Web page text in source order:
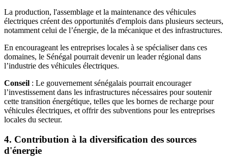
La production, l'assemblage et la maintenance des véhicules
électriques créent des opportunités d'emplois dans plusieurs secteurs,
notamment celui de l’énergie, de la mécanique et des infrastructures.
En encourageant les entreprises locales à se spécialiser dans ces
domaines, le Sénégal pourrait devenir un leader régional dans
l’industrie des véhicules électriques.
Conseil : Le gouvernement sénégalais pourrait encourager
l’investissement dans les infrastructures nécessaires pour soutenir
cette transition énergétique, telles que les bornes de recharge pour
véhicules électriques, et offrir des subventions pour les entreprises
locales du secteur.
4. Contribution à la diversification des sources
d'énergie